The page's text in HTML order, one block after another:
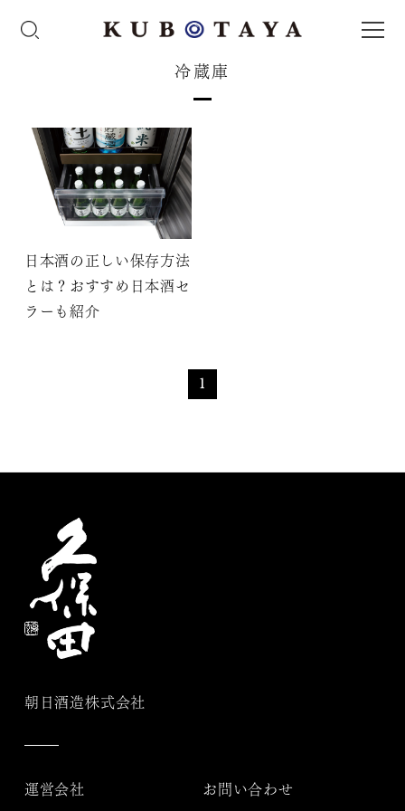
冷蔵庫
日本酒の正しい保存方法
とは？おすすめ日本酒セ
ラーも紹介
1
朝日酒造株式会社
運営会社 お問い合わせ